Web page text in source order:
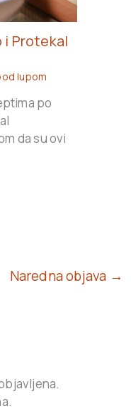
i Protekal
lupom
po
da su ovi
Naredna objava →